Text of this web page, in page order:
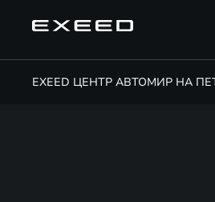
EXEED ЦЕНТР АВТОМИР НА